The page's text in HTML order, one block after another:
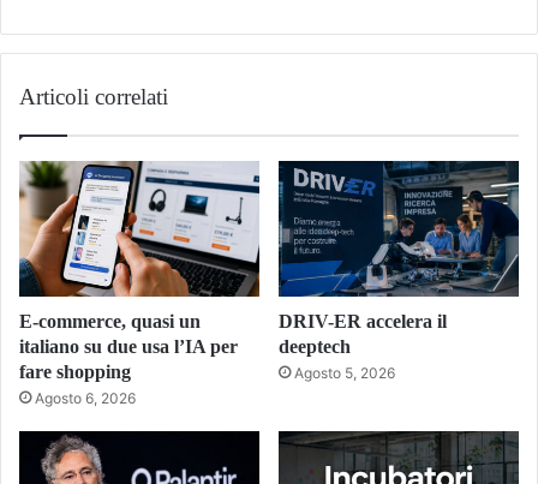
Articoli correlati
E-commerce, quasi un
italiano su due usa l’IA per
fare shopping
Agosto 6, 2026
DRIV-ER accelera il
deeptech
Agosto 5, 2026